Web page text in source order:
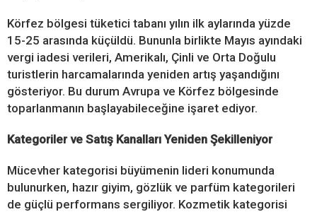
Körfez bölgesi tüketici tabanı yılın ilk aylarında yüzde
15-25 arasında küçüldü. Bununla birlikte Mayıs ayındaki
vergi iadesi verileri, Amerikalı, Çinli ve Orta Doğulu
turistlerin harcamalarında yeniden artış yaşandığını
gösteriyor. Bu durum Avrupa ve Körfez bölgesinde
toparlanmanın başlayabileceğine işaret ediyor.
Kategoriler ve Satış Kanalları Yeniden Şekilleniyor
Mücevher kategorisi büyümenin lideri konumunda
bulunurken, hazır giyim, gözlük ve parfüm kategorileri
de güçlü performans sergiliyor. Kozmetik kategorisi